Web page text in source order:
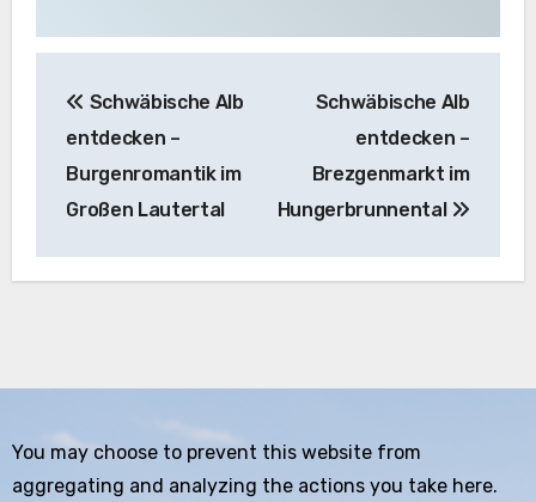
Schwäbische Alb
entdecken –
Burgenromantik im
Großen Lautertal
Schwäbische Alb
entdecken –
Brezgenmarkt im
Hungerbrunnental
You may choose to prevent this website from
aggregating and analyzing the actions you take here.